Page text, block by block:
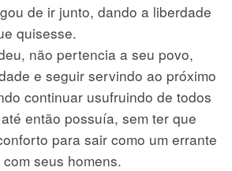
de ir junto, dando a liberdade
quisesse.
não pertencia a seu povo,
e seguir servindo ao próximo
continuar usufruindo de todos
então possuía, sem ter que
para sair como um errante
seus homens.